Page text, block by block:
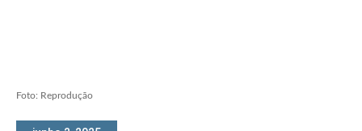
Foto: Reprodução